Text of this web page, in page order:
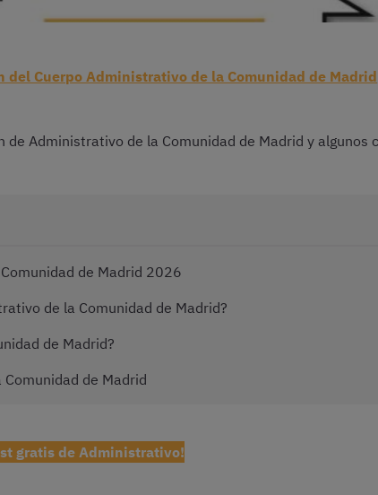
del Cuerpo Administrativo de la Comunidad de Madrid
Administrativo de la Comunidad de Madrid y algunos
de Madrid 2026
de la Comunidad de Madrid?
de Madrid?
de Madrid
gratis de Administrativo!